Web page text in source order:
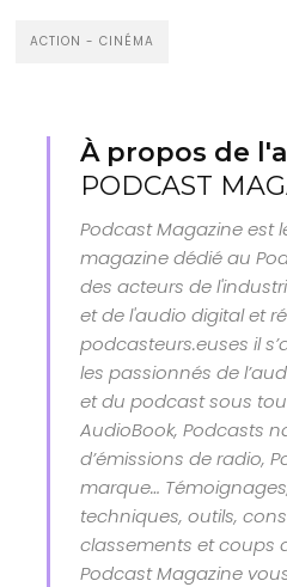
ACTION - CINÉMA
À propos de
PODCAST
Podcast Magazine est
magazine dédié au
des acteurs de
et de l'audio digital et
podcasteurs.euses il
les passionnés de
et du podcast sous
AudioBook, Podcasts
d’émissions de radio,
marque…
techniques, outils,
classements et coups
Podcast Magazine